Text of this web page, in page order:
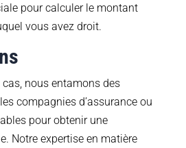
pour calculer le montant
vous avez droit.
nous entamons des
compagnies d’assurance ou
pour obtenir une
Notre expertise en matière